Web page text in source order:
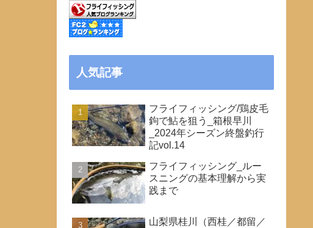
人気記事
フライフィッシング/鶏皮毛
鉤で鮎を狙う_箱根早川
_2024年シーズン終盤釣行
記vol.14
フライフィッシング_ルー
スニングの基本理解から実
践まで
山梨県桂川（西桂／都留／